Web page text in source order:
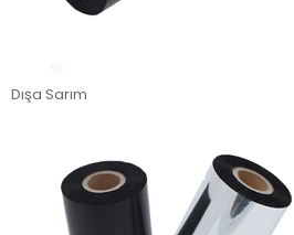
Dışa Sarım